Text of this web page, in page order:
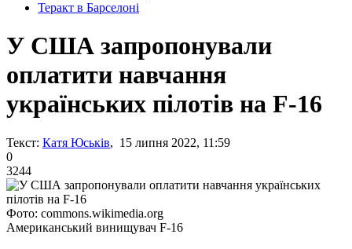
Теракт в Барселоні
У США запропонували
оплатити навчання
українських пілотів на F-16
Текст: Катя Юськів, 15 липня 2022, 11:59
0
3244
Фото: commons.wikimedia.org
Американський винищувач F-16